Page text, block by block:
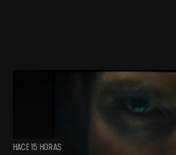
HACE 15 HORAS